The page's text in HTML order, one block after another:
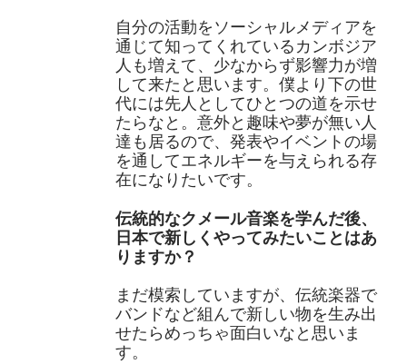
自分の活動をソーシャルメディアを
通じて知ってくれているカンボジア
人も増えて、少なからず影響力が増
して来たと思います。僕より下の世
代には先人としてひとつの道を示せ
たらなと。意外と趣味や夢が無い人
達も居るので、発表やイベントの場
を通してエネルギーを与えられる存
在になりたいです。
伝統的なクメール音楽を学んだ後、
日本で新しくやってみたいことはあ
りますか？
まだ模索していますが、伝統楽器で
バンドなど組んで新しい物を生み出
せたらめっちゃ面白いなと思いま
す。